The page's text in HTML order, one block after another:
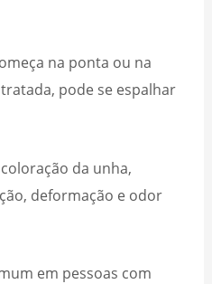
na ponta ou na
pode se espalhar
da unha,
deformação e odor
em pessoas com